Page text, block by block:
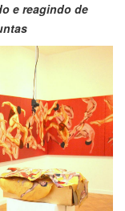
e reagindo de